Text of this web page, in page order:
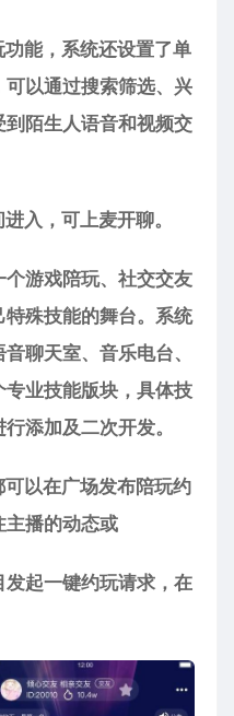
能，系统还设置了单
以通过搜索筛选、兴
陌生人语音和视频交
入，可上麦开聊。
游戏陪玩、社交交友
殊技能的舞台。系统
聊天室、音乐电台、
业技能版块，具体技
添加及二次开发。
以在广场发布陪玩约
主播的动态或
起一键约玩请求，在